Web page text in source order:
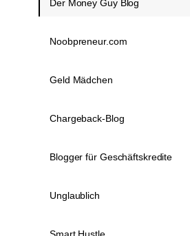
Der Money Guy Blog
Noobpreneur.com
Geld Mädchen
Chargeback-Blog
Blogger für Geschäftskredite
Unglaublich